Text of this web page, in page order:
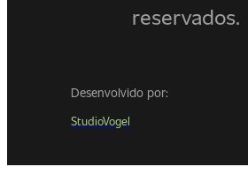
reservados.
Desenvolvido por:
StudioVogel